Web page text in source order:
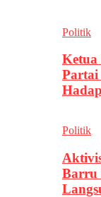
Politik
Ketua
Partai
Politik
Barru